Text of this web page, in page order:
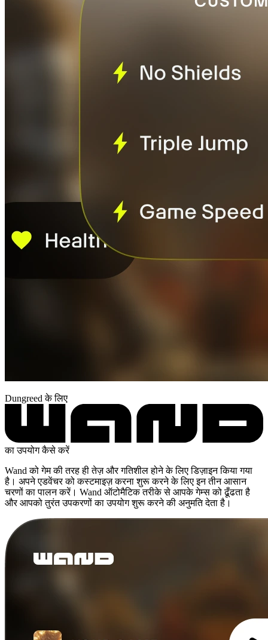
Dungreed के लिए
का उपयोग कैसे करें
Wand को गेम की तरह ही तेज़ और गतिशील होने के लिए डिज़ाइन किया गया
है। अपने एडवेंचर को कस्टमाइज़ करना शुरू करने के लिए इन तीन आसान
चरणों का पालन करें। Wand ऑटोमैटिक तरीके से आपके गेम्स को ढूँढता है
और आपको तुरंत उपकरणों का उपयोग शुरू करने की अनुमति देता है।